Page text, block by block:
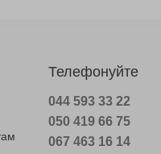
Телефонуйте
044 593 33 22
050 419 66 75
067 463 16 14